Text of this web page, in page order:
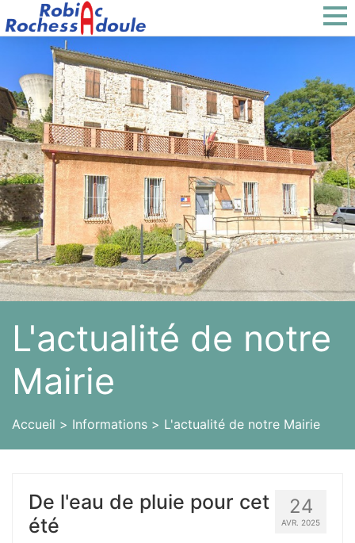
L'actualité de notre
Mairie
Accueil Informations L'actualité de notre Mairie
24
AVR. 2025
De l'eau de pluie pour cet
été